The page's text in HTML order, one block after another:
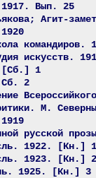
1917. Вып. 25
Агит-
командиров.
искусств.
[Сб.] 1
Сб. 2
М.
русской
1922. [Кн.] 1
1923. [Кн.] 2
1925. [Кн.] 3